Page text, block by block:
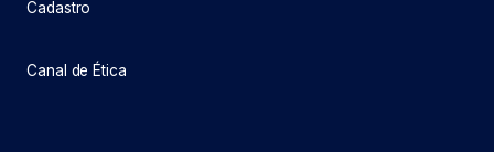
Cadastro
Canal de Ética